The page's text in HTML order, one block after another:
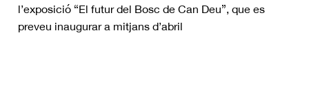
l’exposició “El futur del Bosc de Can Deu”, que es
preveu inaugurar a mitjans d’abril